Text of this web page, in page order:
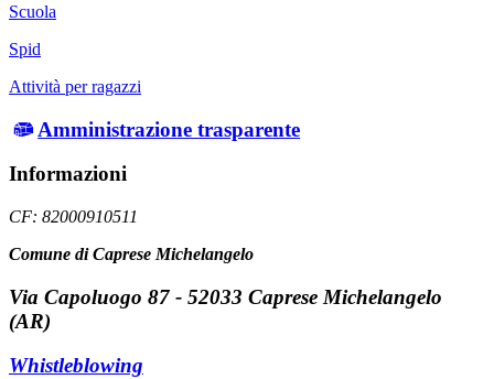
Scuola
Spid
Attività per ragazzi
Amministrazione trasparente
Informazioni
CF: 82000910511
Comune di Caprese Michelangelo
Via Capoluogo 87 - 52033 Caprese Michelangelo
(AR)
Whistleblowing